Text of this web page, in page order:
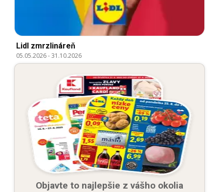
Lidl zmrzlináreň
05.05.2026-31.10.2026
Objavte to najlepšie z vášho okolia